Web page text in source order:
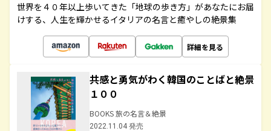
世界を４０年以上歩いてきた「地球の歩き方」があなたにお届
けする、人生を輝かせるイタリアの名言と癒やしの絶景集
詳細を見る
共感と勇気がわく韓国のことばと絶景
１００
BOOKS 旅の名言＆絶景
2022.11.04 発売